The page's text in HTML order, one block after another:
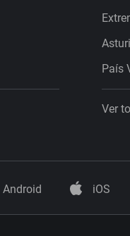
País
Ver
Android iOS